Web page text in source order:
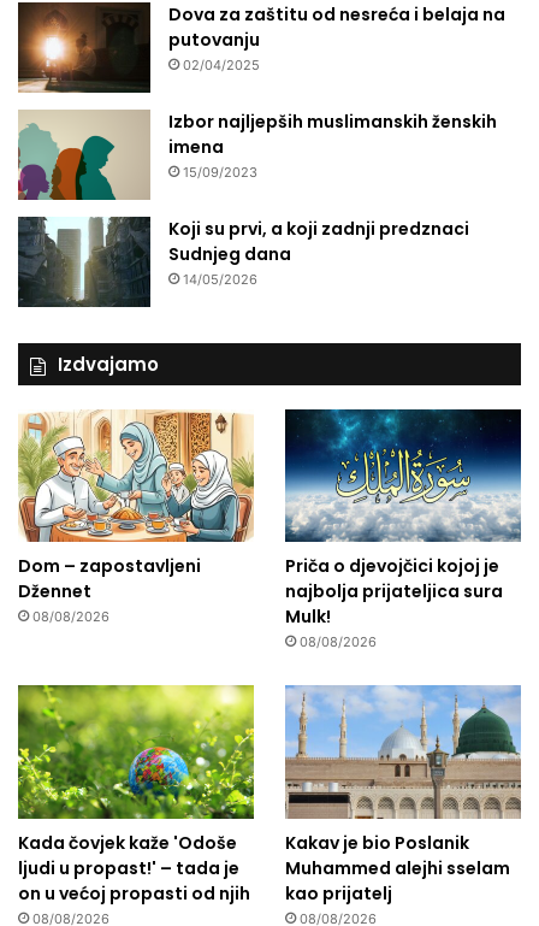
Dova za zaštitu od nesreća i belaja na
putovanju
02/04/2025
Izbor najljepših muslimanskih ženskih
imena
15/09/2023
Koji su prvi, a koji zadnji predznaci
Sudnjeg dana
14/05/2026
Izdvajamo
Dom – zapostavljeni
Džennet
08/08/2026
Priča o djevojčici kojoj je
najbolja prijateljica sura
Mulk!
08/08/2026
Kada čovjek kaže 'Odoše
ljudi u propast!' – tada je
on u većoj propasti od njih
08/08/2026
Kakav je bio Poslanik
Muhammed alejhi sselam
kao prijatelj
08/08/2026